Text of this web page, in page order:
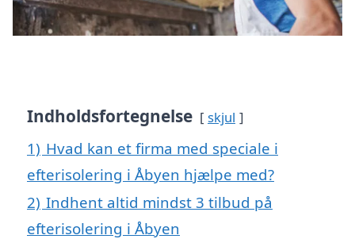
Indholdsfortegnelse skjul
1) Hvad kan et firma med speciale i
efterisolering i Åbyen hjælpe med?
2) Indhent altid mindst 3 tilbud på
efterisolering i Åbyen